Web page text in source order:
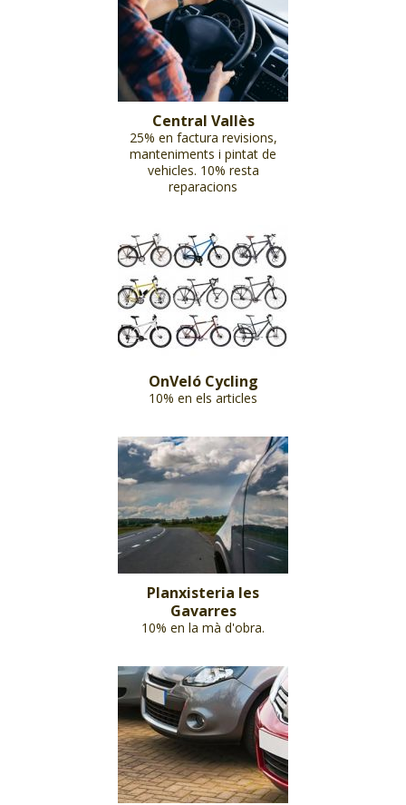
Central Vallès
25% en factura revisions,
manteniments i pintat de
vehicles. 10% resta
reparacions
OnVeló Cycling
10% en els articles
Planxisteria les
Gavarres
10% en la mà d'obra.